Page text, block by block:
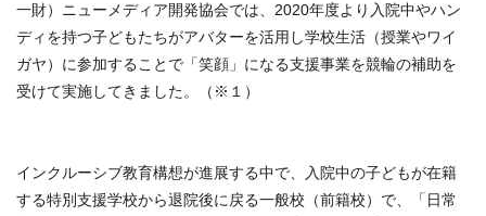
一財）ニューメディア開発協会では、2020年度より入院中やハン
ディを持つ子どもたちがアバターを活用し学校生活（授業やワイ
ガヤ）に参加することで「笑顔」になる支援事業を競輪の補助を
受けて実施してきました。（※１）
インクルーシブ教育構想が進展する中で、入院中の子どもが在籍
する特別支援学校から退院後に戻る一般校（前籍校）で、「日常